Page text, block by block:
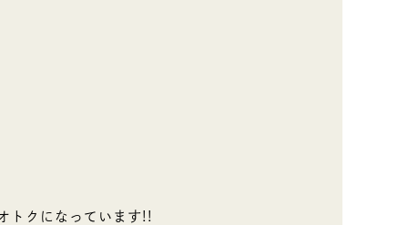
トクになっています!!